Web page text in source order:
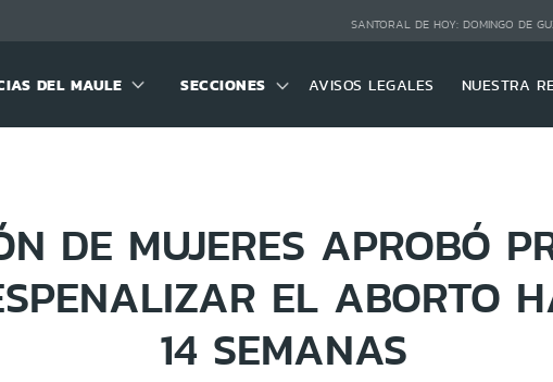
SANTORAL DE HOY: DOMINGO DE
DEL MAULE SECCIONES AVISOS LEGALES NUESTRA
DE MUJERES APROBÓ
EL ABORTO
14 SEMANAS